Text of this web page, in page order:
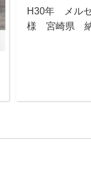
H30年 メル
様 宮崎県 納